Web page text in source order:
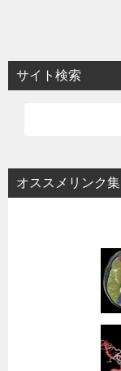
サイト検索
オススメリンク集